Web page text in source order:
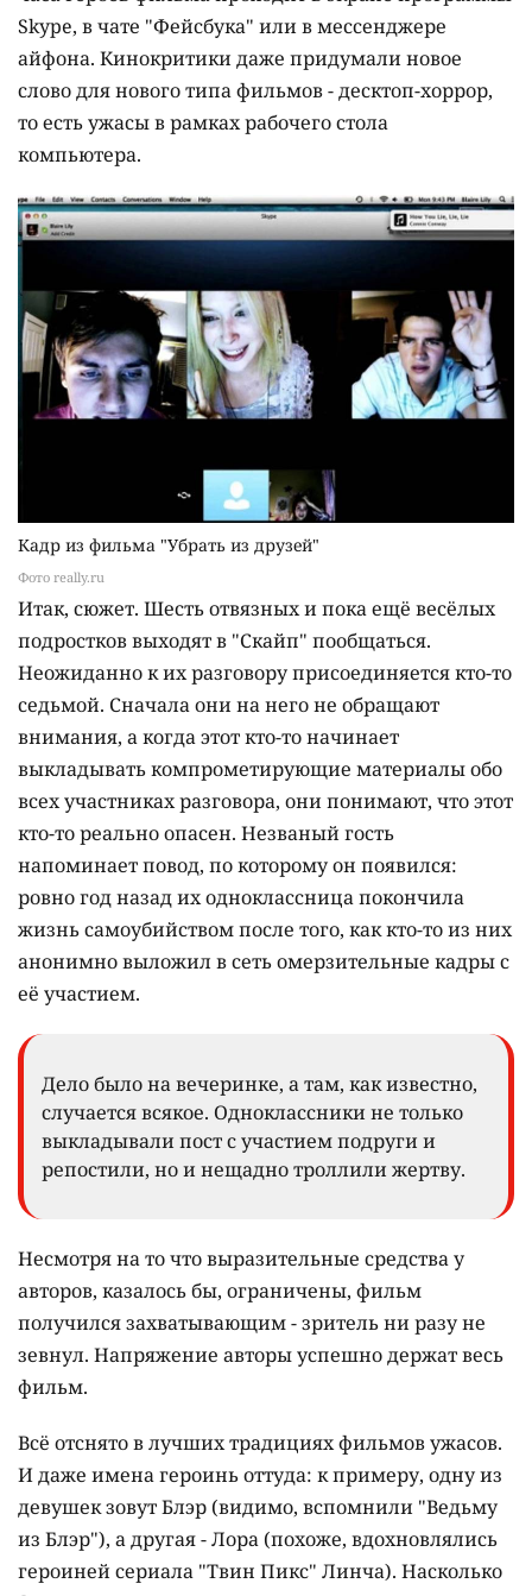
Skype, в чате "Фейсбука" или в мессенджере
айфона. Кинокритики даже придумали новое
слово для нового типа фильмов - десктоп-хоррор,
то есть ужасы в рамках рабочего стола
компьютера.
Фото really.ru
Кадр из фильма "Убрать из друзей"
Итак, сюжет. Шесть отвязных и пока ещё весёлых
подростков выходят в "Скайп" пообщаться.
Неожиданно к их разговору присоединяется кто-то
седьмой. Сначала они на него не обращают
внимания, а когда этот кто-то начинает
выкладывать компрометирующие материалы обо
всех участниках разговора, они понимают, что этот
кто-то реально опасен. Незваный гость
напоминает повод, по которому он появился:
ровно год назад их одноклассница покончила
жизнь самоубийством после того, как кто-то из них
анонимно выложил в сеть омерзительные кадры с
её участием.
Дело было на вечеринке, а там, как известно,
случается всякое. Одноклассники не только
выкладывали пост с участием подруги и
репостили, но и нещадно троллили жертву.
Несмотря на то что выразительные средства у
авторов, казалось бы, ограничены, фильм
получился захватывающим - зритель ни разу не
зевнул. Напряжение авторы успешно держат весь
фильм.
Всё отснято в лучших традициях фильмов ужасов.
И даже имена героинь оттуда: к примеру, одну из
девушек зовут Блэр (видимо, вспомнили "Ведьму
из Блэр"), а другая - Лора (похоже, вдохновлялись
героиней сериала "Твин Пикс" Линча). Насколько